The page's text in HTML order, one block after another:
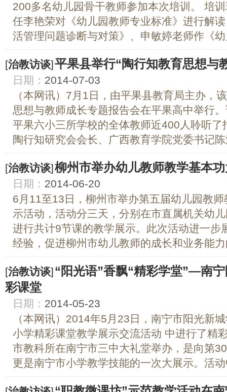
200多名幼儿园骨干教师参加本次培训。 培
任李艳荣对《幼儿园教师专业标准》进行解
活管理问题诊断与对策》、申敏婷老师作《
[治教访谈]平果县举行“陶行知教育思想与
日期： 2014-07-03
（本网讯）7月1日，由平果县教育局主办，
思想与教师成长专题报告会在平果高中举行
平果六小三所学校的全体教师近400人聆听
陶行知研究会会长、广西教育学院党委书记
[治教访谈]柳州市举办幼儿教师教学基本
日期： 2014-06-20
6月11至13日，柳州市举办第五届幼儿园教
示活动，活动分三天，分别在市直属机关幼
进行共计9节课的教学展示。此次活动进一步
经验，促进柳州市幼儿教师的成长和业务能
[治教访谈]“阳光语”香飘“精彩学堂”—南
彩课堂
日期： 2014-05-23
（本网讯）2014年5月23日，南宁市阳光新
小学精彩课堂教学展示交流活动 中进行了精
市教科所在南宁市三中大礼堂举办，是向第
更是南宁市小学教学技能的一次大展示。活